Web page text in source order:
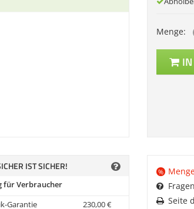
IST SICHER!
für Verbraucher
Garantie
230,00€
Menge:
%
Seite